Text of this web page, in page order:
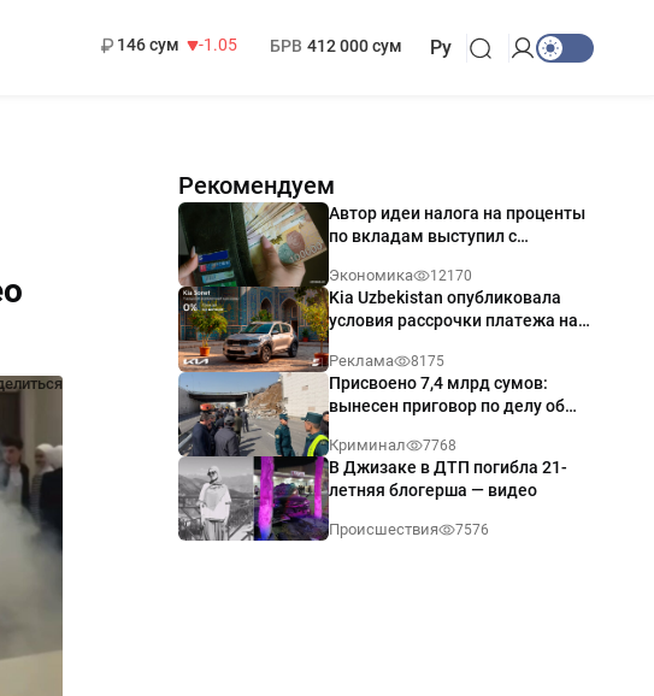
146 сум
-1.05
БРВ 412 000 сум Ру
Рекомендуем
Автор идеи налога на проценты
по вкладам выступил с
Экономика 12170
Kia Uzbekistan опубликовала
условия рассрочки платежа на
годовых
Реклама 8175
Присвоено 7,4 млрд сумов:
вынесен приговор по делу об
Ташкенте
Криминал 7768
В Джизаке в ДТП погибла 21-
летняя блогерша — видео
Происшествия 7576